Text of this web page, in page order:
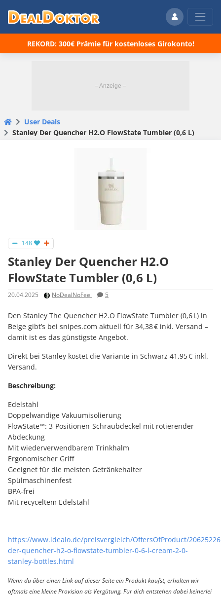
REKORD: 300€ Prämie für kostenloses Girokonto!
User Deals
Stanley Der Quencher H2.O FlowState Tumbler (0,6 L)
148
Stanley Der Quencher H2.O
FlowState Tumbler (0,6 L)
20.04.2025 NoDealNoFeel 5
Den Stanley The Quencher H2.O FlowState Tumbler (0,6 L) in
Beige gibt’s bei snipes.com aktuell für 34,38 € inkl. Versand –
damit ist es das günstigste Angebot.
Direkt bei Stanley kostet die Variante in Schwarz 41,95 € inkl.
Versand.
Beschreibung:
Edelstahl
Doppelwandige Vakuumisolierung
FlowState™: 3-Positionen-Schraubdeckel mit rotierender
Abdeckung
Mit wiederverwendbarem Trinkhalm
Ergonomischer Griff
Geeignet für die meisten Getränkehalter
Spülmaschinenfest
BPA-frei
Mit recyceltem Edelstahl
https://www.idealo.de/preisvergleich/OffersOfProduct/
der-quencher-h2-o-flowstate-tumbler-0-6-l-cream-2-0-
stanley-bottles.html
Wenn du über einen Link auf dieser Seite ein Produkt kaufst, erhalten wir
oftmals eine kleine Provision als Vergütung. Für dich entstehen dabei keinerlei